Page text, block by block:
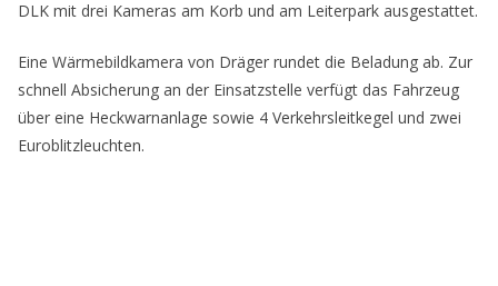
DLK mit drei Kameras am Korb und am Leiterpark ausgestattet.
Eine Wärmebildkamera von Dräger rundet die Beladung ab. Zur
schnell Absicherung an der Einsatzstelle verfügt das Fahrzeug
über eine Heckwarnanlage sowie 4 Verkehrsleitkegel und zwei
Euroblitzleuchten.